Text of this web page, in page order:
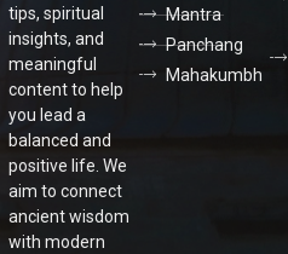
tips, spiritual
insights, and
meaningful
content to help
you lead a
balanced and
positive life. We
aim to connect
ancient wisdom
with modern
Mantra
Panchang
Mahakumbh